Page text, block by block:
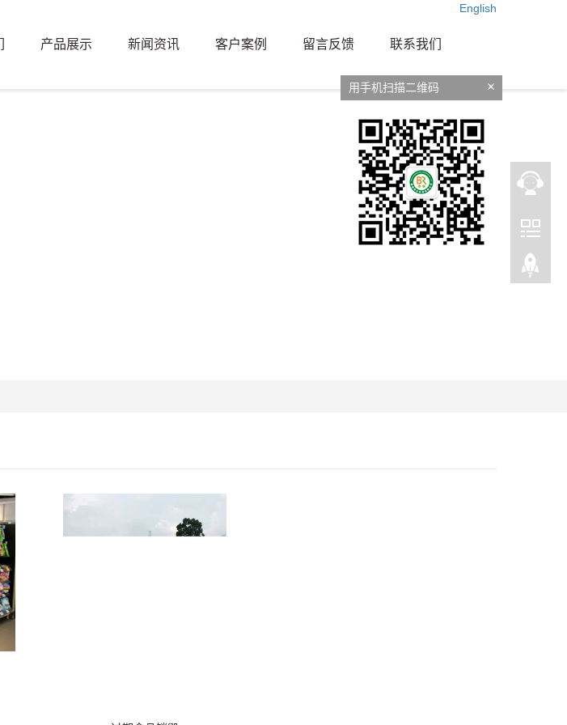
产品展示 新闻资讯 客户案例 留言反馈 联系我们
English
用手机扫描二维码